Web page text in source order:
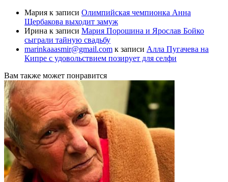
Мария к записи Олимпийская чемпионка Анна
Щербакова выходит замуж
Ирина к записи Мария Порошина и Ярослав Бойко
сыграли тайную свадьбу
marinkaaasmir@gmail.com к записи Алла Пугачева на
Кипре с удовольствием позирует для селфи
Вам также может понравится